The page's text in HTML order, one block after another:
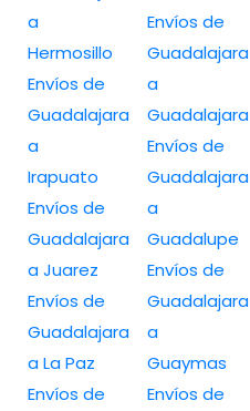
a
Hermosillo
Envíos de
Guadalajara
a
Irapuato
Envíos de
Guadalajara
a Juarez
Envíos de
Guadalajara
a La Paz
Envíos de
Envíos de
Guadalajara
a
Guadalajara
Envíos de
Guadalajara
a
Guadalupe
Envíos de
Guadalajara
a
Guaymas
Envíos de